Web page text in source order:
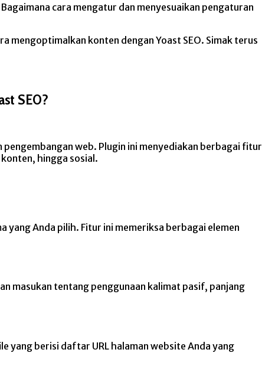
cara mengatur dan menyesuaikan pengaturan
konten dengan Yoast SEO. Simak terus
SEO?
web. Plugin ini menyediakan berbagai fitur
hingga sosial.
Anda pilih. Fitur ini memeriksa berbagai elemen
masukan tentang penggunaan kalimat pasif, panjang
yang berisi daftar URL halaman website Anda yang